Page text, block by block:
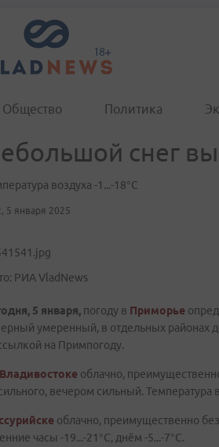
Общество Политика
снег
воздуха -1...-18°C
5 января 2025
РИА VladNews
5 января, погоду в Приморье
умеренный, в отдельных районах
на Примпогоду.
Владивостоке облачно,
вечером сильный. Температура
облачно, преимущественно
часы -19...-21°C, днём -5...-7°C.